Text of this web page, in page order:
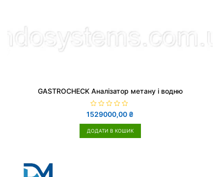
GASTROCHECK Аналізатор метану і водню
О
ц
і
н
1529000,00 ₴
ДОДАТИ В КОШИК